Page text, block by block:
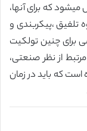
که برای آنها،
تلفیق ،پیکربندی و
برای چنین تولکیت
از نظر صنعتی،
که باید در زمان